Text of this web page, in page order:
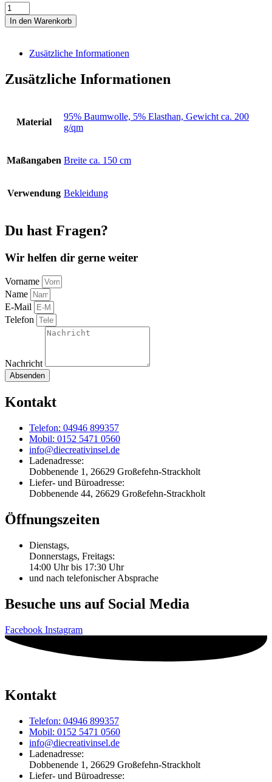
Jersey
Uni
yellow
In den Warenkorb
Zusätzliche Informationen
Zusätzliche Informationen
Material
95% Baumwolle, 5% Elasthan, Gewicht ca. 200
g/qm
Maßangaben Breite ca. 150 cm
Verwendung Bekleidung
Du hast Fragen?
Wir helfen dir gerne weiter
Vorname
Name
E-Mail
Telefon
Nachricht
Absenden
Kontakt
Telefon: 04946 899357
Mobil: 0152 5471 0560
info@diecreativinsel.de
Ladenadresse:
Dobbenende 1, 26629 Großefehn-Strackholt
Liefer- und Büroadresse:
Dobbenende 44, 26629 Großefehn-Strackholt
Öffnungszeiten
Dienstags,
Donnerstags, Freitags:
14:00 Uhr bis 17:30 Uhr
und nach telefonischer Absprache
Besuche uns auf Social Media
Facebook Instagram
Kontakt
Telefon: 04946 899357
Mobil: 0152 5471 0560
info@diecreativinsel.de
Ladenadresse:
Dobbenende 1, 26629 Großefehn-Strackholt
Liefer- und Büroadresse: